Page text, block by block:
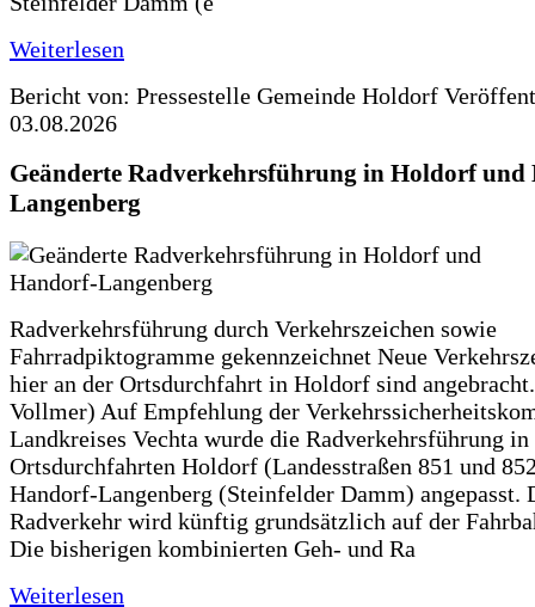
Weiterlesen
Bericht von: Pressestelle Gemeinde Holdorf
03.08.2026
Geänderte Radverkehrsführung in Holdorf
Langenberg
Radverkehrsführung durch Verkehrszeichen sowie
Fahrradpiktogramme gekennzeichnet Neue
hier an der Ortsdurchfahrt in Holdorf sind
Vollmer) Auf Empfehlung der
Landkreises Vechta wurde die Radverkehrsführung in
Ortsdurchfahrten Holdorf (Landesstraßen 851 und
Handorf-Langenberg (Steinfelder Damm) angepasst.
Radverkehr wird künftig grundsätzlich auf der
Die bisherigen kombinierten Geh- und Ra
Weiterlesen